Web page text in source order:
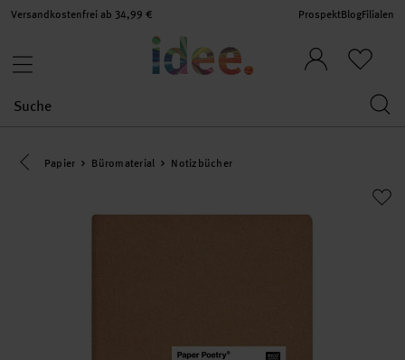
Versandkostenfrei ab 34,99 € ProspektBlogFilialen
Eine Kategorie zurück navigieren
Papier Büromaterial Notizbücher